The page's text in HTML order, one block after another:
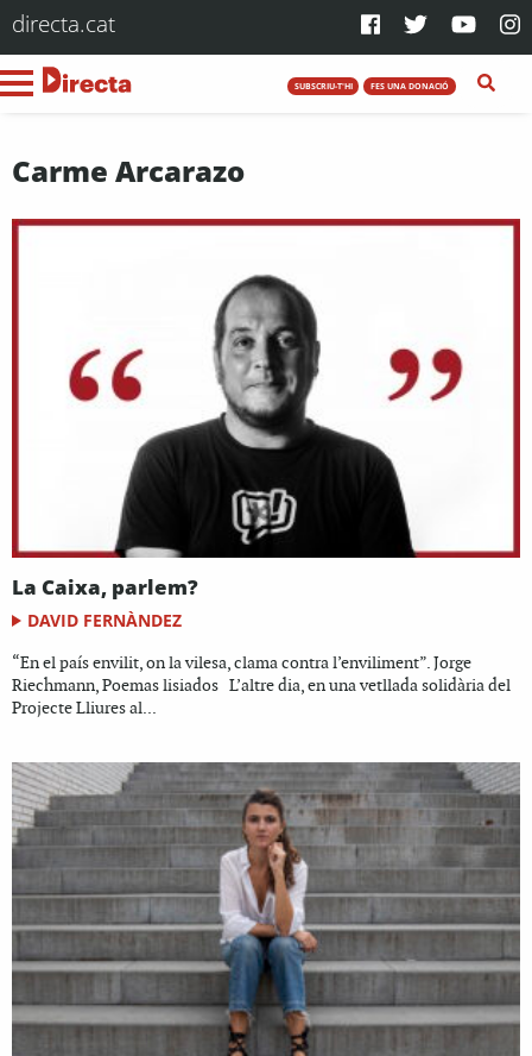
directa.cat
SUBSCRIU-T'HI FES UNA DONACIÓ
Carme Arcarazo
La Caixa, parlem?
DAVID FERNÀNDEZ
“En el país envilit, on la vilesa, clama contra l’enviliment”. Jorge
Riechmann, Poemas lisiados L’altre dia, en una vetllada solidària del
Projecte Lliures al...